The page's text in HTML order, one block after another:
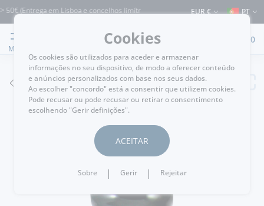
em Lisboa e concelhos limítrofes) ⚠️ Envios para Portugal e para o resto
EUR € PT
MENU
0
VOLTAR
Cookies
Os cookies são utilizados para aceder e armazenar
informações no seu dispositivo, de modo a oferecer conteúdo
e anúncios personalizados com base nos seus dados.
Ao escolher "concordo" está a consentir que utilizem cookies.
Pode recusar ou pode recusar ou retirar o consentimento
escolhendo "Gerir definições".
ACEITAR
Sobre | Gerir | Rejeitar